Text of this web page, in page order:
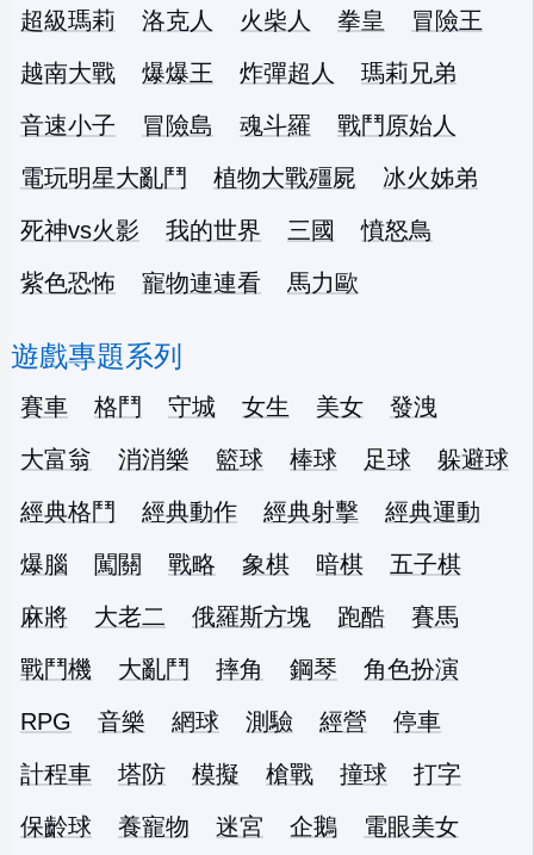
超級瑪莉 洛克人 火柴人 拳皇
冒險王
越南大戰
爆爆王 炸彈超人
瑪莉兄弟
音速小子
冒險島 魂斗羅
戰鬥原始人
電玩明星大亂鬥
植物大戰殭屍
冰火姊弟
死神vs火影
我的世界 三國
憤怒鳥
紫色恐怖
寵物連連看 馬力歐
遊戲專題系列
賽車 格鬥 守城 女生 美女
發洩
大富翁
消消樂 籃球 棒球 足球
躲避球
經典格鬥
經典動作 經典射擊
經典運動
爆腦
闖關 戰略 象棋 暗棋
五子棋
麻將
大老二 俄羅斯方塊 跑酷
賽馬
戰鬥機
大亂鬥 摔角 鋼琴
角色扮演
RPG
音樂 網球 測驗 經營
停車
計程車
塔防 模擬 槍戰 撞球
打字
保齡球
養寵物 迷宮 企鵝
電眼美女